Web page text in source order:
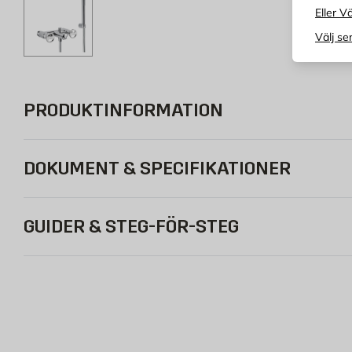
Eller
Välj
PRODUKTINFORMATION
DOKUMENT & SPECIFIKATIONER
GUIDER & STEG-FÖR-STEG